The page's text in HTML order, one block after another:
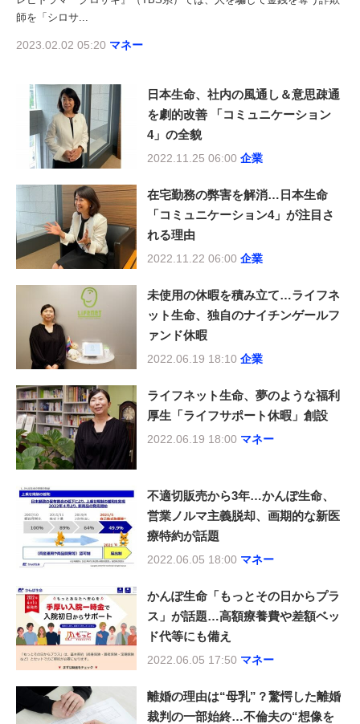
師を「シロサ...
2023.02.02 05:20 マネー
日本生命、社内の風通し＆意思疎通
を劇的改善 「コミュニケーション
4」の全貌
2022.11.25 06:00 企業
在宅勤務の弊害を解消…日本生命
「コミュニケーション4」が注目さ
れる理由
2022.11.22 06:00 企業
未使用の休暇を積み立て…ライフネ
ット生命、独自のナイチンゲールフ
ァンド休暇
2022.06.19 18:10 企業
ライフネット生命、夢のような福利
厚生「ライフサポート休暇」創設
2022.06.19 18:00 マネー
不適切販売から3年…かんぽ生命、
営業ノルマ主義脱却、画期的な新医
療特約が話題
2022.06.05 18:00 マネー
かんぽ生命「もっとその日からプラ
ス」が話題…高額療養費や差額ベッ
ド代等にも備え
2022.06.05 17:50 マネー
離婚の理由は“母乳”？驚愕した離婚
裁判の一部始終…不倫夫の“想像を